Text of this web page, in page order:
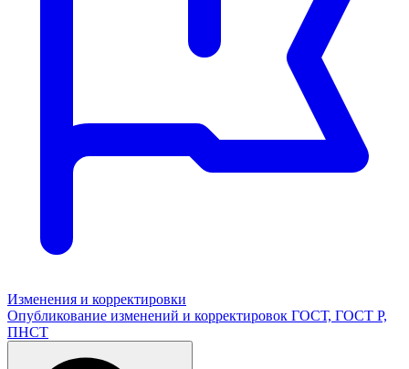
Изменения и корректировки
Опубликование изменений и корректировок ГОСТ, ГОСТ Р,
ПНСТ